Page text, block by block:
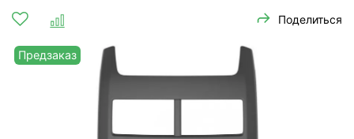
Поделиться
Предзаказ